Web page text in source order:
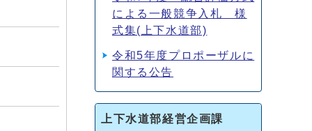
による一般競争入札 様
式集(上下水道部)
令和5年度プロポーザルに
関する公告
上下水道部経営企画課